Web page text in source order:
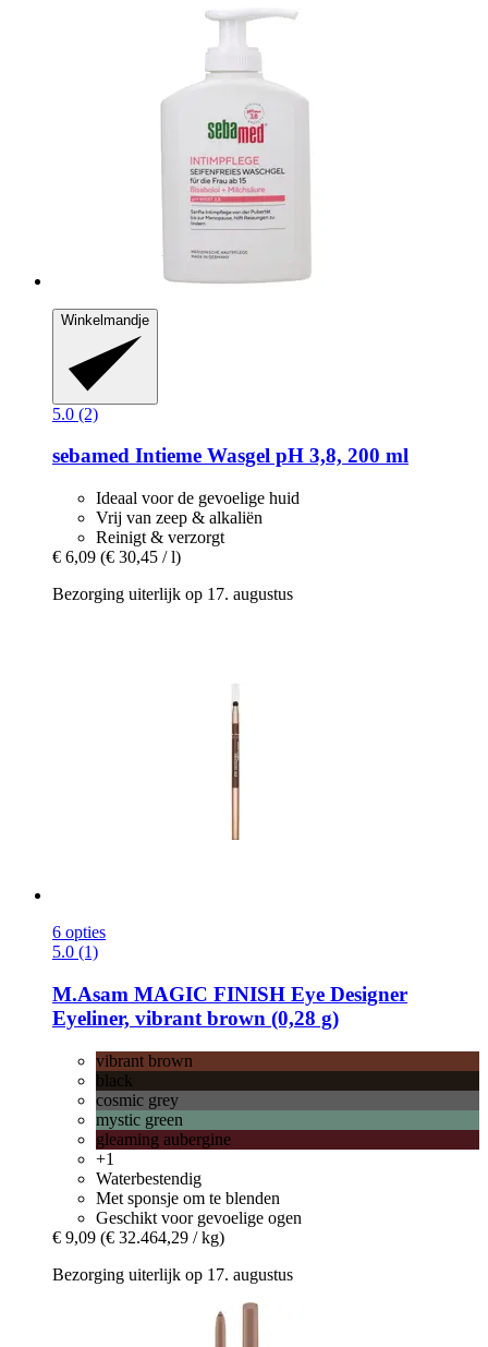
Winkelmandje
5.0 (2)
sebamed Intieme Wasgel pH 3,8, 200 ml
Ideaal voor de gevoelige huid
Vrij van zeep & alkaliën
Reinigt & verzorgt
€ 6,09 (€ 30,45 / l)
Bezorging uiterlijk op 17. augustus
6 opties
5.0 (1)
M.Asam MAGIC FINISH Eye Designer
Eyeliner, vibrant brown (0,28 g)
vibrant brown
black
cosmic grey
mystic green
gleaming aubergine
+1
Waterbestendig
Met sponsje om te blenden
Geschikt voor gevoelige ogen
€ 9,09 (€ 32.464,29 / kg)
Bezorging uiterlijk op 17. augustus